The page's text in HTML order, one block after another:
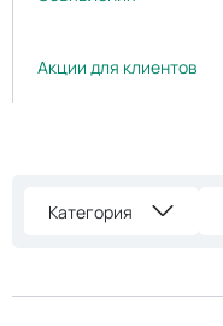
Акции для клиентов
Категория